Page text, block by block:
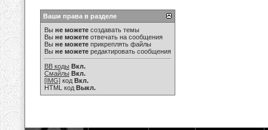
Ваши права в разделе
Вы не можете создавать темы
Вы не можете отвечать на сообщения
Вы не можете прикреплять файлы
Вы не можете редактировать сообщения
BB коды Вкл.
Смайлы Вкл.
[IMG] код Вкл.
HTML код Выкл.